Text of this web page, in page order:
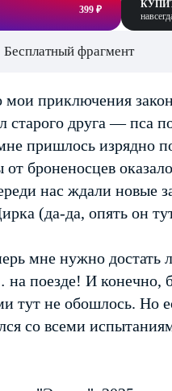
399 ₽
Бесплатный фрагмент
мои приключения
старого друга — пса
пришлось изрядно
броненосцев
нас ждали новые
(да-да, опять он
мне нужно достать
поезде! И конечно,
тут не обошлось. Но
со всеми